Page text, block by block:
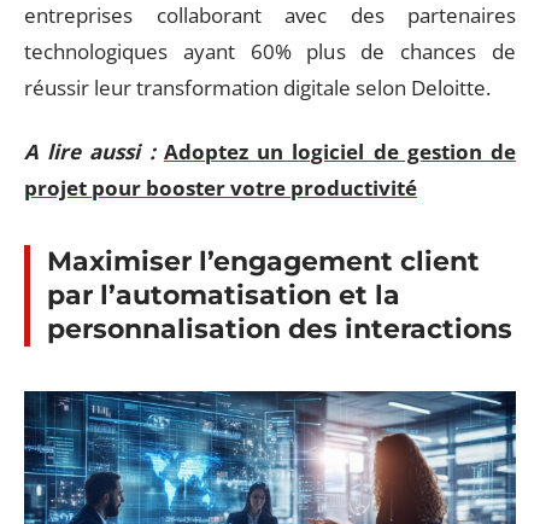
entreprises collaborant avec des partenaires
technologiques ayant 60% plus de chances de
réussir leur transformation digitale selon Deloitte.
A lire aussi : Adoptez un logiciel de gestion de
projet pour booster votre productivité
Maximiser l’engagement client
par l’automatisation et la
personnalisation des interactions